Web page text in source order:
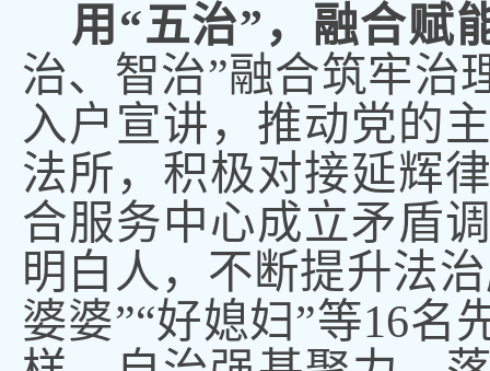
用 “五治” ， 融合赋
治、智治”融合筑牢治
入户宣讲 ， 推动党的
法所，积极对接延辉
合服务中心成立矛盾
明白人，不断提升法
婆婆”“好媳妇”等16名